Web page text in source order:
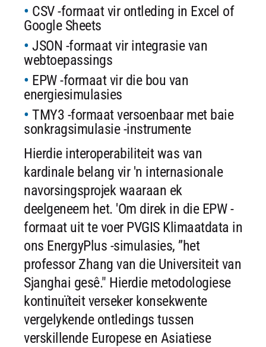
CSV -formaat vir ontleding in Excel of
Google Sheets
JSON -formaat vir integrasie van
webtoepassings
EPW -formaat vir die bou van
energiesimulasies
TMY3 -formaat versoenbaar met baie
sonkragsimulasie -instrumente
Hierdie interoperabiliteit was van
kardinale belang vir 'n internasionale
navorsingsprojek waaraan ek
deelgeneem het. 'Om direk in die EPW -
formaat uit te voer PVGIS Klimaatdata in
ons EnergyPlus -simulasies, ”het
professor Zhang van die Universiteit van
Sjanghai gesê." Hierdie metodologiese
kontinuïteit verseker konsekwente
vergelykende ontledings tussen
verskillende Europese en Asiatiese